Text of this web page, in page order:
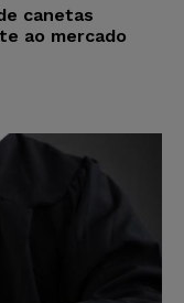
canetas
ao mercado